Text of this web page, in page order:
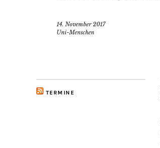
14. November 2017
Uni-Menschen
TERMINE